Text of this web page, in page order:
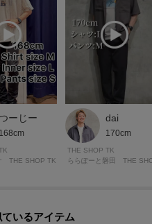
ーじー
168cm
THE SHOP TK
dai
170cm
THE SHOP TK
いるアイテム